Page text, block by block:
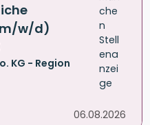
w/d)
KG - Region
06.08.2026